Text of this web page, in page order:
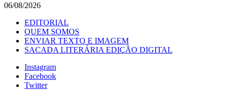
06/08/2026
EDITORIAL
QUEM SOMOS
ENVIAR TEXTO E IMAGEM
SACADA LITERÁRIA EDIÇÃO DIGITAL
Instagram
Facebook
Twitter